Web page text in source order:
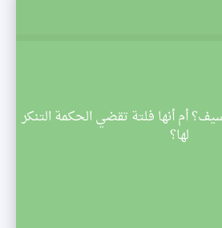
أم أنها فلتة تقضي الحكمة التنكر
لها؟